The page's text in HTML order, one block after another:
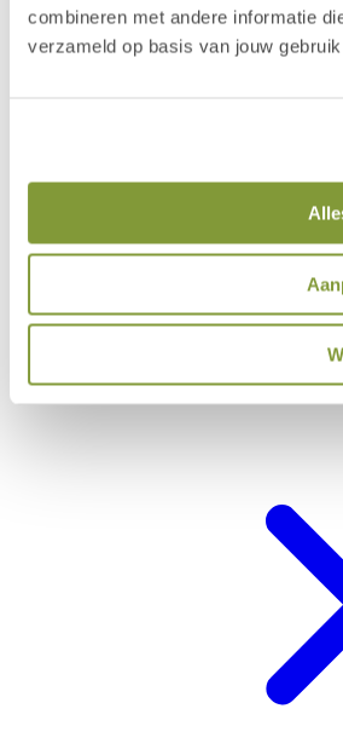
combineren met andere informatie
verzameld op basis van jouw
Belevenisprogramma